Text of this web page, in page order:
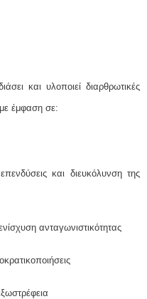
και υλοποιεί διαρθρωτικές
με έμφαση σε:
και διευκόλυνση της
ανταγωνιστικότητας